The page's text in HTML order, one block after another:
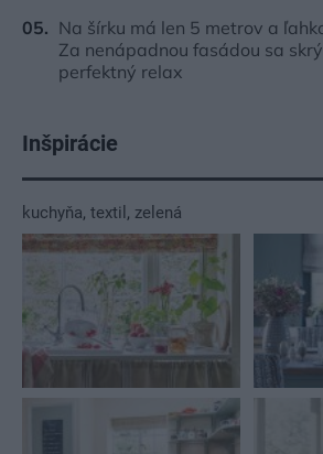
Na šírku má len 5 metrov a
Za nenápadnou fasádou sa
perfektný relax
Inšpirácie
kuchyňa, textil , zelená